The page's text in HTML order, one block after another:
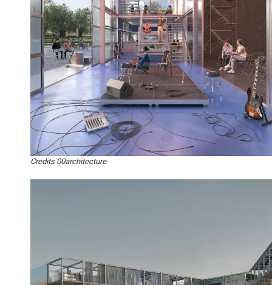
Credits 00architecture